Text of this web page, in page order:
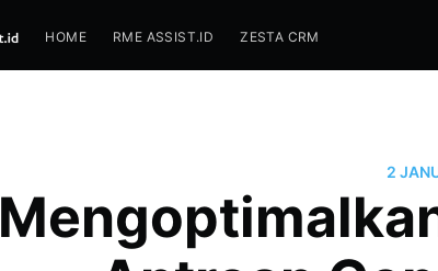
HOME RME ASSIST.ID ZESTA CRM
2